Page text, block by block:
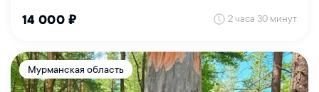
14 000 ₽ 2 часа 30 минут
Мурманская область